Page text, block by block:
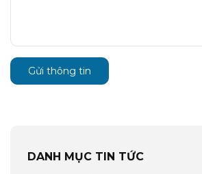
Gửi thông tin
DANH MỤC TIN TỨC